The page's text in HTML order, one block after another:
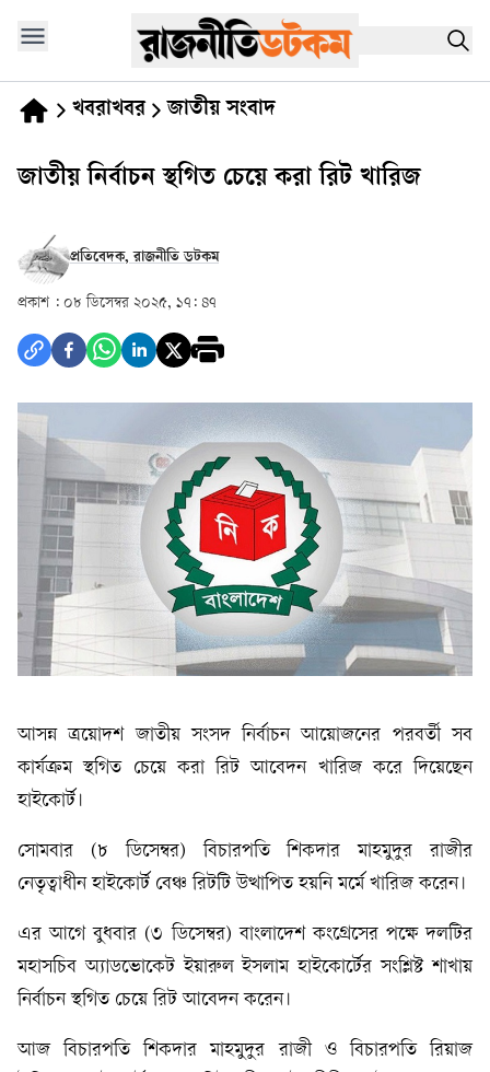
খবরাখবর জাতীয় সংবাদ
জাতীয় নির্বাচন স্থগিত চেয়ে করা রিট খারিজ
প্রতিবেদক, রাজনীতি ডটকম
প্রকাশ : ০৮ ডিসেম্বর ২০২৫, ১৭: ৪৭
আসন্ন ত্রয়োদশ জাতীয় সংসদ নির্বাচন আয়োজনের পরবর্তী সব
কার্যক্রম স্থগিত চেয়ে করা রিট আবেদন খারিজ করে দিয়েছেন
হাইকোর্ট।
সোমবার (৮ ডিসেম্বর) বিচারপতি শিকদার মাহমুদুর রাজীর
নেতৃত্বাধীন হাইকোর্ট বেঞ্চ রিটটি উত্থাপিত হয়নি মর্মে খারিজ করেন।
এর আগে বুধবার (৩ ডিসেম্বর) বাংলাদেশ কংগ্রেসের পক্ষে দলটির
মহাসচিব অ্যাডভোকেট ইয়ারুল ইসলাম হাইকোর্টের সংশ্লিষ্ট শাখায়
নির্বাচন স্থগিত চেয়ে রিট আবেদন করেন।
আজ বিচারপতি শিকদার মাহমুদুর রাজী ও বিচারপতি রিয়াজ